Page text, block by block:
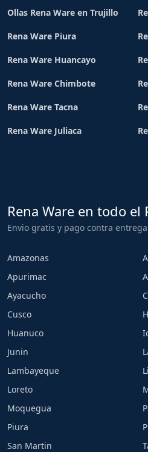
Ollas Rena Ware en Trujillo
Rena Ware Piura
Rena Ware Huancayo
Rena Ware Chimbote
Rena Ware Tacna
Rena Ware Juliaca
Rena Ware en todo el
Envio gratis y pago contra
Amazonas
Apurimac
Ayacucho
Cusco
Huanuco
Junin
Lambayeque
Loreto
Moquegua
Piura
San Martin